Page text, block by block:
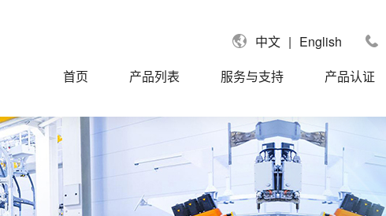
中文 | English
首页
产品列表
美国UL认证电缆
加拿大CUL认证电缆
UL758单芯线
UL758信号电缆
服务与支持 产品认证